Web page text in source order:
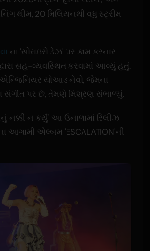
થીમ, 20 મિલિયનથી વધુ સ્ટ્રીમ
ના 'સોરાઇરો ડેઝ' પર કામ કરનાર
સહ-વ્યવસ્થિત કરવામાં આવ્યું હતું.
યોઆડ નેવો, જેમના
સંગીત પર છે, તેમણે મિશ્રણ સંભાળ્યું.
નક્કી ન કર્યું' આ ઉનાળામાં રિલીઝ
આગામી એલ્બમ 'ESCALATION'ની